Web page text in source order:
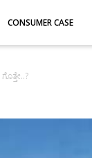
CONSUMER CASE